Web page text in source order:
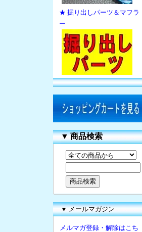
★ 掘り出しパーツ＆マフラ
ー
▼商品検索
▼ メールマガジン
メルマガ登録・解除はこち